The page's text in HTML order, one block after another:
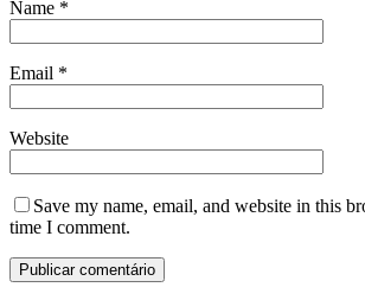
Name *
Email *
Website
Save my name, email, and website in this
time I comment.